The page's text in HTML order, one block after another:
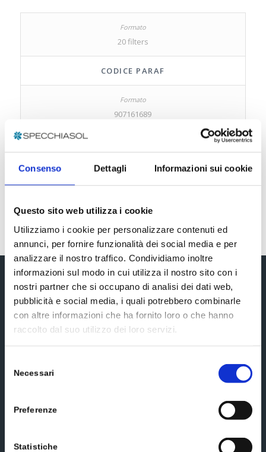
Consenso Dettagli Informazioni sui cookie
Questo sito web utilizza i cookie
Utilizziamo i cookie per personalizzare contenuti ed
annunci, per fornire funzionalità dei social media e per
analizzare il nostro traffico. Condividiamo inoltre
informazioni sul modo in cui utilizza il nostro sito con i
nostri partner che si occupano di analisi dei dati web,
pubblicità e social media, i quali potrebbero combinarle
con altre informazioni che ha fornito loro o che hanno
raccolto dal suo utilizzo dei loro servizi.
delNecessari
Preferenze
Statistiche
20 filters
CODICE PARAF
907161689
8002738988034
Subscribe to our newsletter